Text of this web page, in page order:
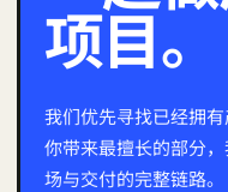
项目。
我们优先寻找已经拥
你带来最擅长的部分
场与交付的完整链路。